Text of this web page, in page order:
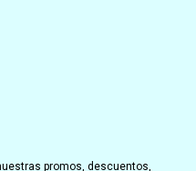
promos, descuentos,